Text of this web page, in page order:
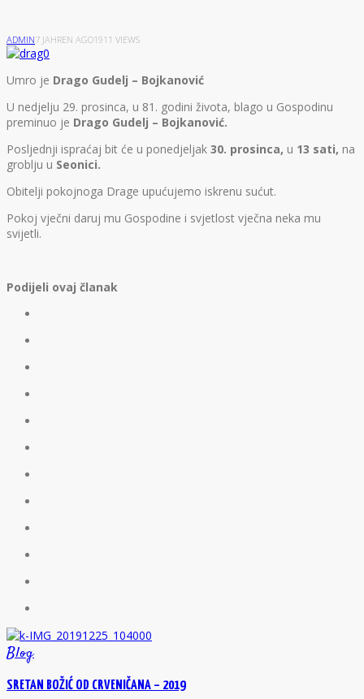
ADMIN7 JAHREN AGO1911 VIEWS
Umro je Drago Gudelj – Bojkanović
U nedjelju 29. prosinca, u 81. godini života, blago u Gospodinu
preminuo je Drago Gudelj – Bojkanović.
Posljednji ispraćaj bit će u ponedjeljak 30. prosinca, u 13 sati, na
groblju u Seonici.
Obitelji pokojnoga Drage upućujemo iskrenu sućut.
Pokoj vječni daruj mu Gospodine i svjetlost vječna neka mu
svijetli.
Podijeli ovaj članak
Blog
SRETAN BOŽIĆ OD CRVENIČANA – 2019